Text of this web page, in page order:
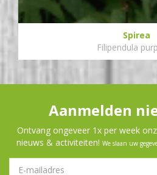
Spirea
Filipendula
Aanmelden
Ontvang ongeveer 1x per week
nieuws & activiteiten! We slaan uw